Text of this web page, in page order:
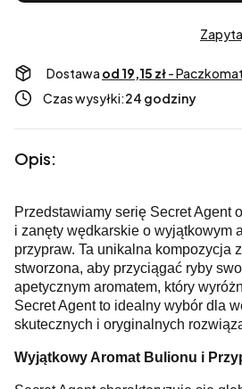
Dostawa od 19,15 zł-
Czas wysyłki:24 godziny
Opis:
Przedstawiamy serię Secret Agent
i zanęty wędkarskie o wyjątkowym
przypraw. Ta unikalna kompozycja
stworzona, aby przyciągać ryby
apetycznym aromatem, który
Secret Agent to idealny wybór dla
skutecznych i oryginalnych
Wyjątkowy Aromat Bulionu i